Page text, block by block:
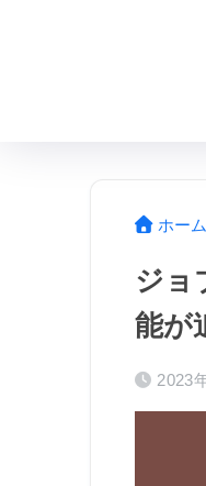
ホーム
ジョ
能が
2023